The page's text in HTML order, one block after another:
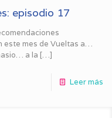
episodio 17
este mes de Vueltas a…
a la […]
Leer más